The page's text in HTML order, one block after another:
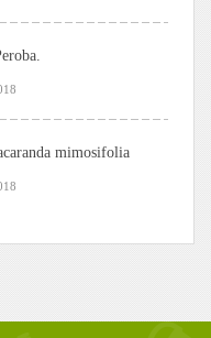
mimosifolia